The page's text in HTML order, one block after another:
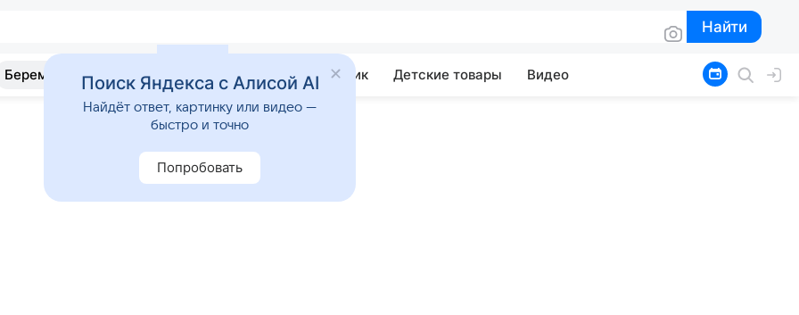
Найти
Найти
Беременность Развитие Почемучка Учебник Детские товары Видео
Поиск Яндекса с Алисой AI
Найдёт ответ, картинку или видео —
быстро и точно
Попробовать